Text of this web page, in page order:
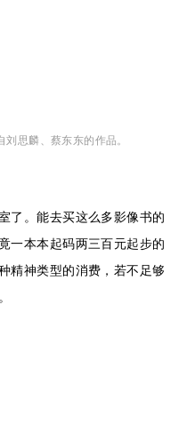
思麟、蔡东东的作品。
了。能去买这么多影像书的
一本本起码两三百元起步的
精神类型的消费，若不足够